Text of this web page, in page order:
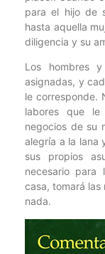
para el hijo de
hasta aquella
diligencia y su
Los hombres
asignadas, y
le corresponde.
labores que
negocios de su
alegría a la lana
sus propios
necesario para
casa, tomará
nada.